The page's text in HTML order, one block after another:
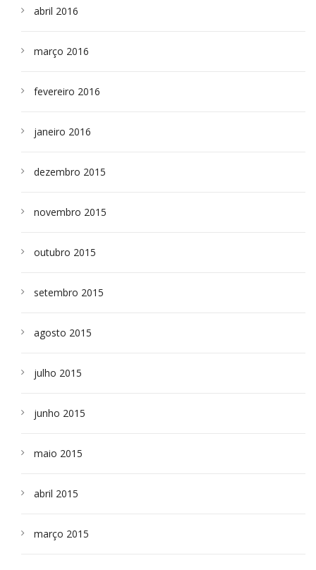
abril 2016
março 2016
fevereiro 2016
janeiro 2016
dezembro 2015
novembro 2015
outubro 2015
setembro 2015
agosto 2015
julho 2015
junho 2015
maio 2015
abril 2015
março 2015